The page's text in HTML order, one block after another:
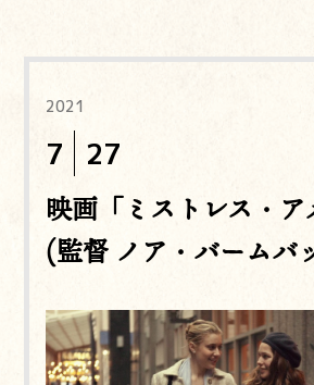
2021
7 27
映画「ミストレス・ア
(監督 ノア・バームバ